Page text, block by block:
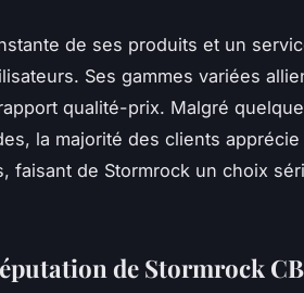
de ses produits et un
Ses gammes variées
qualité-prix. Malgré
la majorité des clients apprécie
faisant de Stormrock un choix
de Stormrock